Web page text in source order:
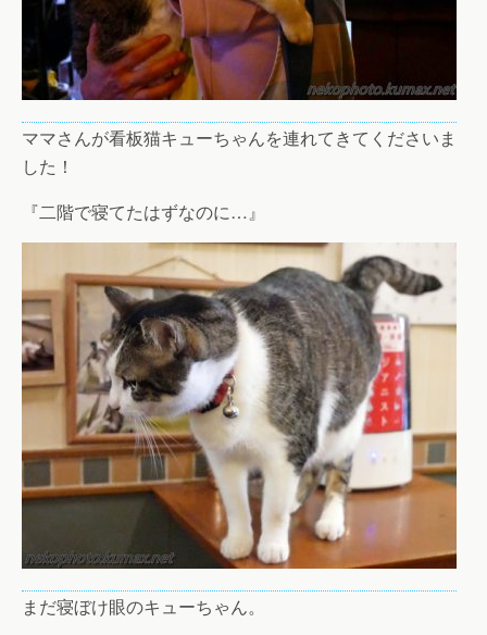
ママさんが看板猫キューちゃんを連れてきてくださいま
した！
『二階で寝てたはずなのに…』
まだ寝ぼけ眼のキューちゃん。